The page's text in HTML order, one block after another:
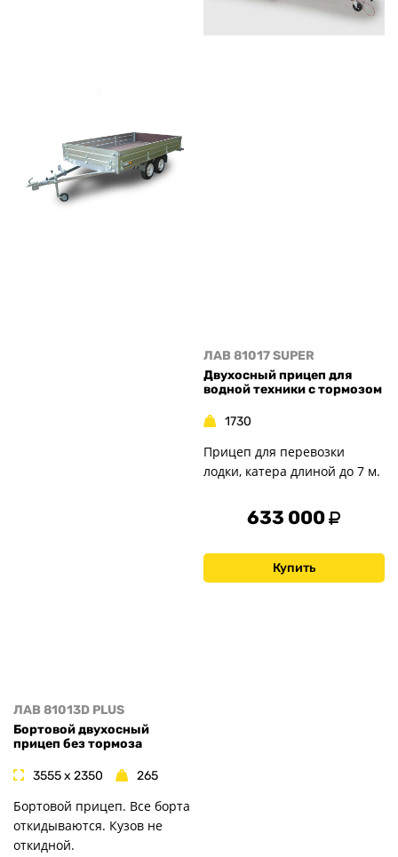
ЛАВ 81013D PLUS
Бортовой двухосный
прицеп без тормоза
3555 x 2350 265
Бортовой прицеп. Все борта
откидываются. Кузов не
откидной.
ЛАВ 81017 SUPER
Двухосный прицеп для
водной техники с тормозом
1730
Прицеп для перевозки
лодки, катера длиной до 7 м.
633 000
Купить